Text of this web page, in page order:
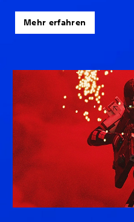
Mehr erfahren